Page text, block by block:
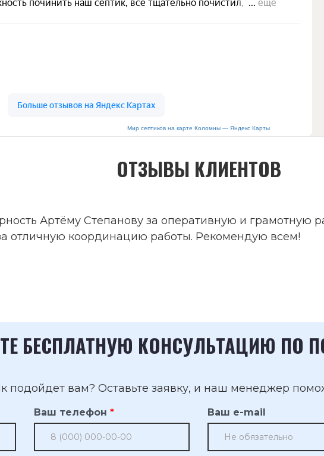
Мир септиков на карте Коломны — Яндекс Карты
ОТЗЫВЫ КЛИЕНТОВ
Артёму Степанову за оперативную и грамотную
отличную координацию работы. Рекомендую всем!
БЕСПЛАТНУЮ КОНСУЛЬТАЦИЮ ПО
подойдет вам? Оставьте заявку, и наш менеджер
Ваш телефон Ваш e-mail